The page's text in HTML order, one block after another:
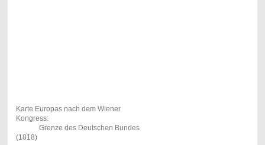
Karte Europas nach dem Wiener
Kongress:
Grenze des Deutschen Bundes
(1818)